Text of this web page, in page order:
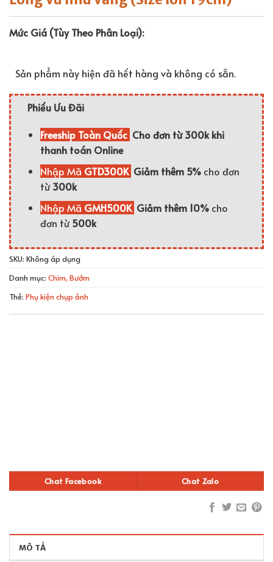
Mức Giá (Tùy Theo Phân Loại):
Sản phẩm này hiện đã hết hàng và không có sẵn.
Phiếu Ưu Đãi
Freeship Toàn Quốc Cho đơn từ 300k khi
thanh toán Online
Nhập Mã GTD300K Giảm thêm 5%cho đơn
từ300k
Nhập Mã GMH500K Giảm thêm 10%cho
đơn từ500k
SKU: Không áp dụng
Danh mục: Chim, Bướm
Thẻ: Phụ kiện chụp ảnh
Chat Facebook Chat Zalo
MÔ TẢ